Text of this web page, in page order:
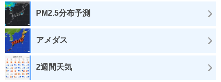
PM2.5分布予測
アメダス
2週間天気